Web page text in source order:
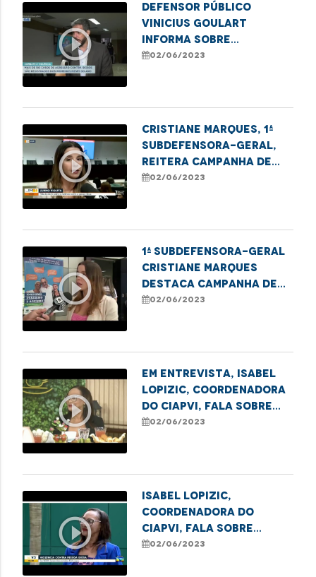
play_circle_outline
Defensor público
Vinicius Goulart
informa sobre
campanha de violência
02/06/2023
play_circle_outline
Cristiane Marques, 1ª
Subdefensora-Geral,
reitera campanha de
combate à violência
02/06/2023
play_circle_outline
1ª Subdefensora-Geral
Cristiane Marques
destaca campanha de
combate à violência
02/06/2023
play_circle_outline
Em entrevista, Isabel
Lopizic, coordenadora
do CIAPVI, fala sobre
idadismo, etarismo e
02/06/2023
play_circle_outline
Isabel Lopizic,
coordenadora do
CIAPVI, fala sobre
Campanha de Combate à
02/06/2023